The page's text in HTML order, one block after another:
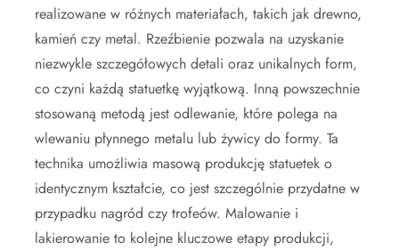
realizowane w różnych materiałach, takich jak drewno,
kamień czy metal. Rzeźbienie pozwala na uzyskanie
niezwykle szczegółowych detali oraz unikalnych form,
co czyni każdą statuetkę wyjątkową. Inną powszechnie
stosowaną metodą jest odlewanie, które polega na
wlewaniu płynnego metalu lub żywicy do formy. Ta
technika umożliwia masową produkcję statuetek o
identycznym kształcie, co jest szczególnie przydatne w
przypadku nagród czy trofeów. Malowanie i
lakierowanie to kolejne kluczowe etapy produkcji,